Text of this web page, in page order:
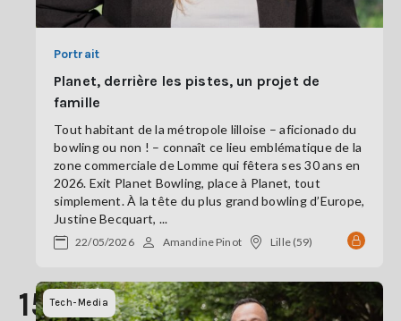
Portrait
Planet, derrière les pistes, un projet de
famille
Tout habitant de la métropole lilloise – aficionado du
bowling ou non ! – connaît ce lieu emblématique de la
zone commerciale de Lomme qui fêtera ses 30 ans en
2026. Exit Planet Bowling, place à Planet, tout
simplement. À la tête du plus grand bowling d’Europe,
Justine Becquart, ...
22/05/2026 Amandine Pinot Lille (59)
15 Tech-Media